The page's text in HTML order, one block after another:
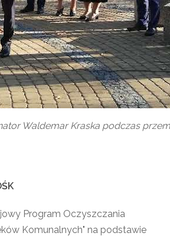
Waldemar Kraska podczas
Program Oczyszczania
Komunalnych" na podstawie